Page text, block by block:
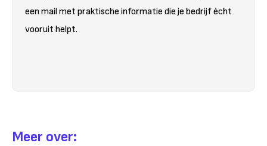
een mail met praktische informatie die je bedrijf écht
vooruit helpt.
Meer over: